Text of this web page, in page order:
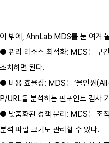
이 밖에, AhnLab MDS를 눈 여겨
● 관리 리소스 최적화: MDS는 구
조치하면 된다.
● 비용 효율성: MDS는 ‘올인원
P/URL을 분석하는 핀포인트 검사
● 맞춤화된 정책 분리: MDS는 조
분석 파일 크기도 관리할 수 있다.